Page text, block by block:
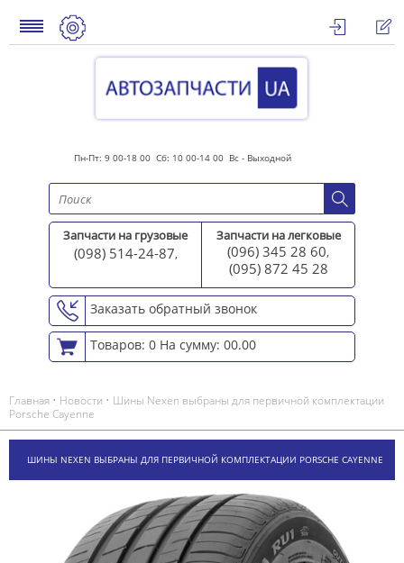
Пн-Пт: 9 00-18 00 Сб: 10 00-14 00 Вс - Выходной
Запчасти на грузовые
(098) 514-24-87,
Запчасти на легковые
(096) 345 28 60,
(095) 872 45 28
Заказать обратный звонок
Товаров: 0 На сумму: 00.00
Главная • Новости • Шины Nexen выбраны для первичной комплектации
Porsche Cayenne
ШИНЫ NEXEN ВЫБРАНЫ ДЛЯ ПЕРВИЧНОЙ КОМПЛЕКТАЦИИ PORSCHE CAYENNE